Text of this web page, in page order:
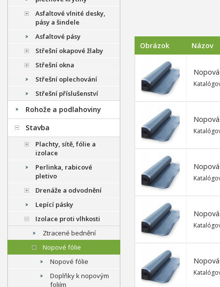
Obrázok Názov
Asfaltové vlnité desky,
pásy a šindele
Asfaltové pásy
Střešní okapové žlaby
Střešní okna
Střešní oplechování
Střešní příslušenství
Rohože a podlahoviny
Stavba
Plachty, sítě, fólie a
izolace
Perlinka, rabicové
pletivo
Drenáže a odvodnění
Lepící pásky
Izolace proti vlhkosti
Ztracené bednění
Nopové fólie
Nopové fólie
Doplňky k nopovým
foliím